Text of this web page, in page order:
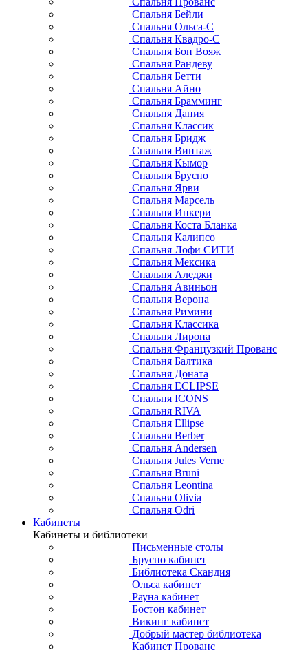
Спальня Бейли
Спальня Ольса-С
Спальня Квадро-С
Спальня Бон Вояж
Спальня Рандеву
Спальня Бетти
Спальня Айно
Спальня Брамминг
Спальня Дания
Спальня Классик
Спальня Бридж
Спальня Винтаж
Спальня Кымор
Спальня Брусно
Спальня Ярви
Спальня Марсель
Спальня Инкери
Спальня Коста Бланка
Спальня Калипсо
Спальня Лофи СИТИ
Спальня Мексика
Спальня Аледжи
Спальня Авиньон
Спальня Верона
Спальня Римини
Спальня Классика
Спальня Лирона
Спальня Французкий Прованс
Спальня Балтика
Спальня Доната
Спальня ECLIPSE
Спальня ICONS
Спальня RIVA
Спальня Ellipse
Спальня Berber
Спальня Andersen
Спальня Jules Verne
Спальня Bruni
Спальня Leontina
Спальня Olivia
Спальня Odri
Кабинеты
Кабинеты и библиотеки
Письменные столы
Брусно кабинет
Библиотека Скандия
Ольса кабинет
Рауна кабинет
Бостон кабинет
Викинг кабинет
Добрый мастер библиотека
Кабинет Прованс